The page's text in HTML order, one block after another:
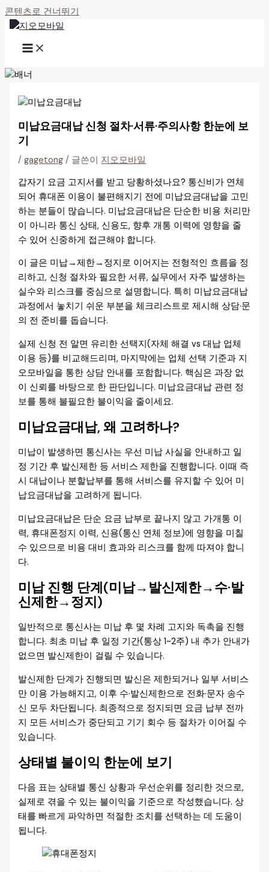
콘텐츠로 건너뛰기
미납요금대납 신청 절차·서류·주의사항 한눈에 보
기
/gagetong / 글쓴이 지오모바일
갑자기 요금 고지서를 받고 당황하셨나요? 통신비가 연체
되어 휴대폰 이용이 불편해지기 전에 미납요금대납을 고민
하는 분들이 많습니다. 미납요금대납은 단순한 비용 처리만
이 아니라 통신 상태, 신용도, 향후 개통 이력에 영향을 줄
수 있어 신중하게 접근해야 합니다.
이 글은 미납→제한→정지로 이어지는 전형적인 흐름을 정
리하고, 신청 절차와 필요한 서류, 실무에서 자주 발생하는
실수와 리스크를 중심으로 설명합니다. 특히 미납요금대납
과정에서 놓치기 쉬운 부분을 체크리스트로 제시해 상담·문
의 전 준비를 돕습니다.
실제 신청 전 알면 유리한 선택지(자체 해결 vs 대납 업체
이용 등)를 비교해드리며, 마지막에는 업체 선택 기준과 지
오모바일을 통한 상담 안내를 포함합니다. 핵심은 과장 없
이 신뢰를 바탕으로 한 판단입니다. 미납요금대납 관련 정
보를 통해 불필요한 불이익을 줄이세요.
미납요금대납, 왜 고려하나?
미납이 발생하면 통신사는 우선 미납 사실을 안내하고 일
정 기간 후 발신제한 등 서비스 제한을 진행합니다. 이때 즉
시 대납이나 분할납부를 통해 서비스를 유지할 수 있어 미
납요금대납을 고려하게 됩니다.
미납요금대납은 단순 요금 납부로 끝나지 않고 가개통 이
력, 휴대폰정지 이력, 신용(통신 연체 정보)에 영향을 미칠
수 있으므로 비용 대비 효과와 리스크를 함께 따져야 합니
다.
미납 진행 단계(미납→발신제한→수·발
신제한→정지)
일반적으로 통신사는 미납 후 몇 차례 고지와 독촉을 진행
합니다. 최초 미납 후 일정 기간(통상 1~2주) 내 추가 안내가
없으면 발신제한이 걸릴 수 있습니다.
발신제한 단계가 진행되면 발신은 제한되거나 일부 서비스
만 이용 가능해지고, 이후 수·발신제한으로 전화·문자 송수
신 모두 차단됩니다. 최종적으로 정지되면 요금 납부 전까
지 모든 서비스가 중단되고 기기 회수 등 절차가 이어질 수
있습니다.
상태별 불이익 한눈에 보기
다음 표는 상태별 통신 상황과 우선순위를 정리한 것으로,
실제로 겪을 수 있는 불이익을 기준으로 작성했습니다. 상
태를 빠르게 파악하면 적절한 조치를 선택하는 데 도움이
됩니다.